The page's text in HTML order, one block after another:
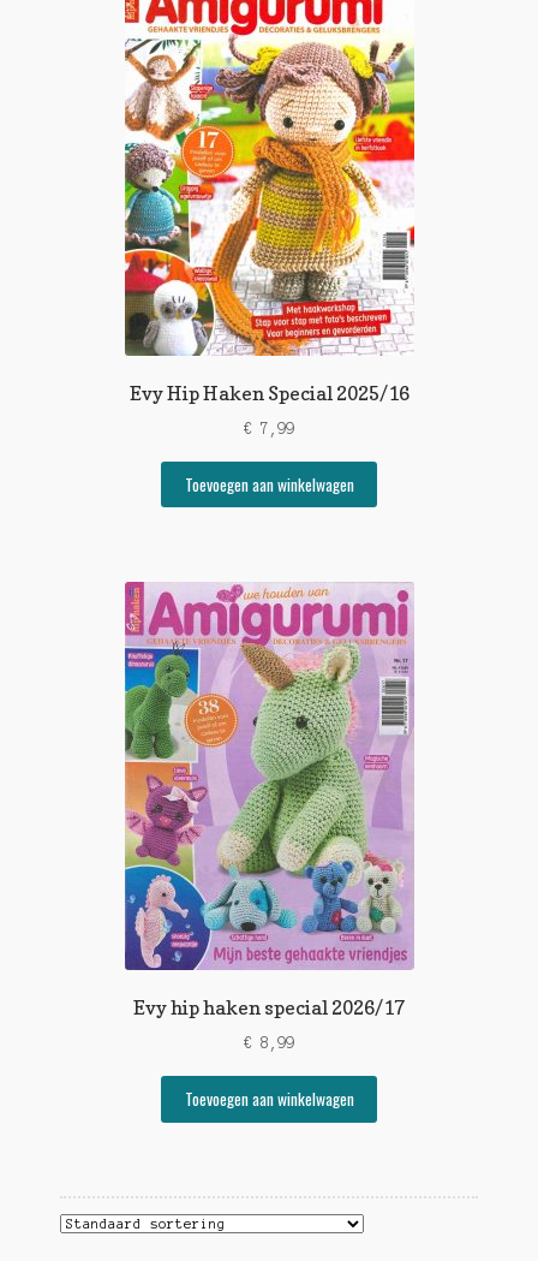
Evy Hip Haken Special 2025/16
€ 7,99
Toevoegen aan winkelwagen
Evy hip haken special 2026/17
€ 8,99
Toevoegen aan winkelwagen